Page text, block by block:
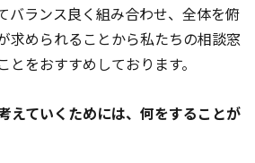
バランス良く組み合わせ、全体を俯
求められることから私たちの相談窓
をおすすめしております。
えていくためには、何をすることが